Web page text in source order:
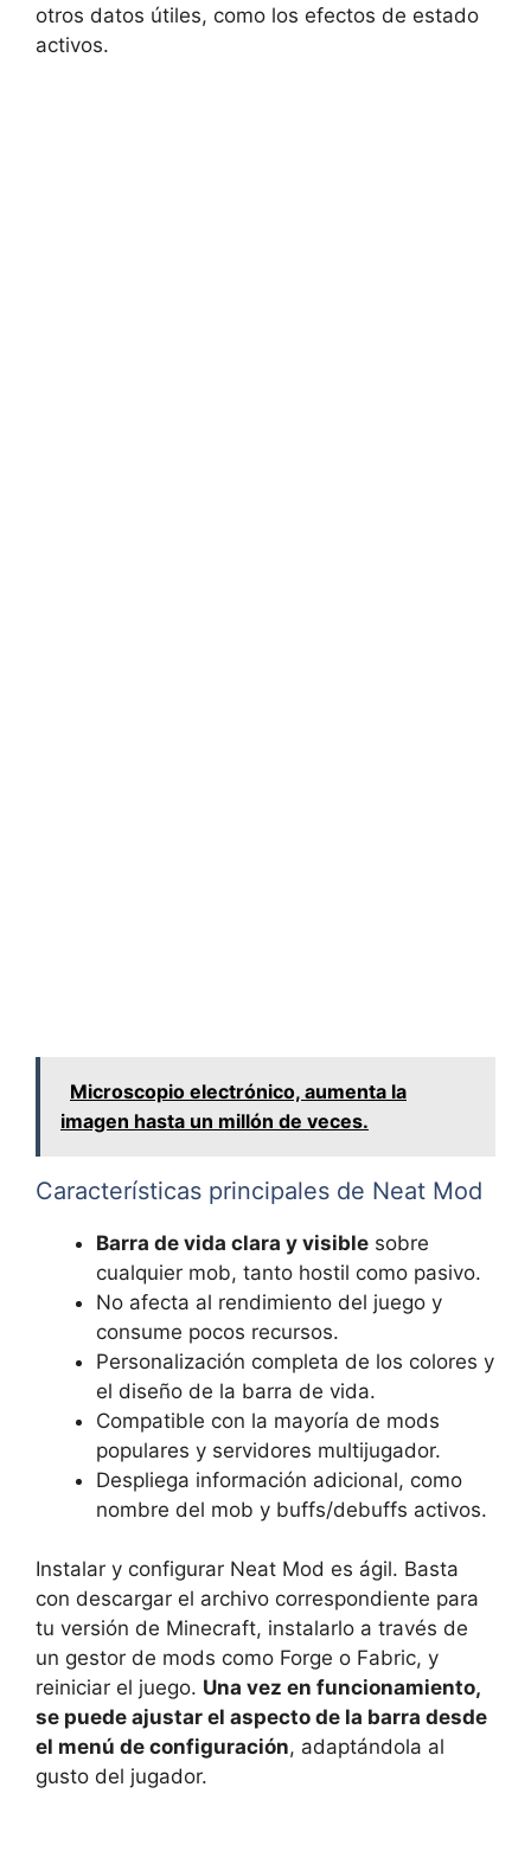
otros datos útiles, como los efectos de estado
activos.
Microscopio electrónico, aumenta la
imagen hasta un millón de veces.
Características principales de Neat Mod
Barra de vida clara y visible sobre
cualquier mob, tanto hostil como pasivo.
No afecta al rendimiento del juego y
consume pocos recursos.
Personalización completa de los colores y
el diseño de la barra de vida.
Compatible con la mayoría de mods
populares y servidores multijugador.
Despliega información adicional, como
nombre del mob y buffs/debuffs activos.
Instalar y configurar Neat Mod es ágil. Basta
con descargar el archivo correspondiente para
tu versión de Minecraft, instalarlo a través de
un gestor de mods como Forge o Fabric, y
reiniciar el juego. Una vez en funcionamiento,
se puede ajustar el aspecto de la barra desde
el menú de configuración, adaptándola al
gusto del jugador.